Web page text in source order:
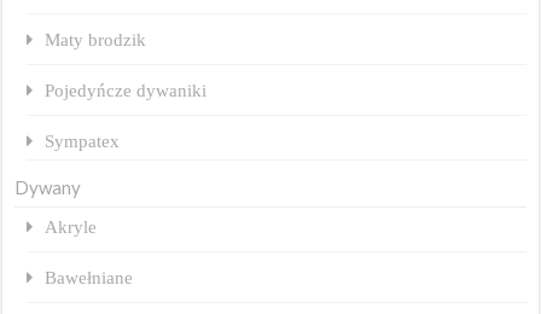
Maty brodzik
Pojedyńcze dywaniki
Sympatex
Dywany
Akryle
Bawełniane